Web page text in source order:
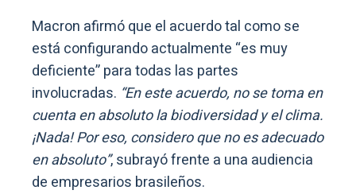
Macron afirmó que el acuerdo tal como se
está configurando actualmente “es muy
deficiente” para todas las partes
involucradas. “En este acuerdo, no se toma en
cuenta en absoluto la biodiversidad y el clima.
¡Nada! Por eso, considero que no es adecuado
en absoluto”, subrayó frente a una audiencia
de empresarios brasileños.